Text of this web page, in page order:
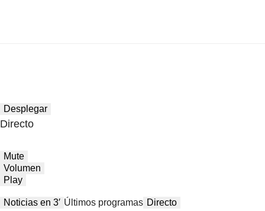
Desplegar
Directo
Mute
Volumen
Play
Noticias en 3′ Últimos programas Directo